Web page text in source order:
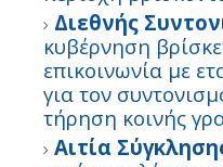
Διεθνής
κυβέρνηση
επικοινωνία με
για τον
τήρηση κοινής
Αιτία